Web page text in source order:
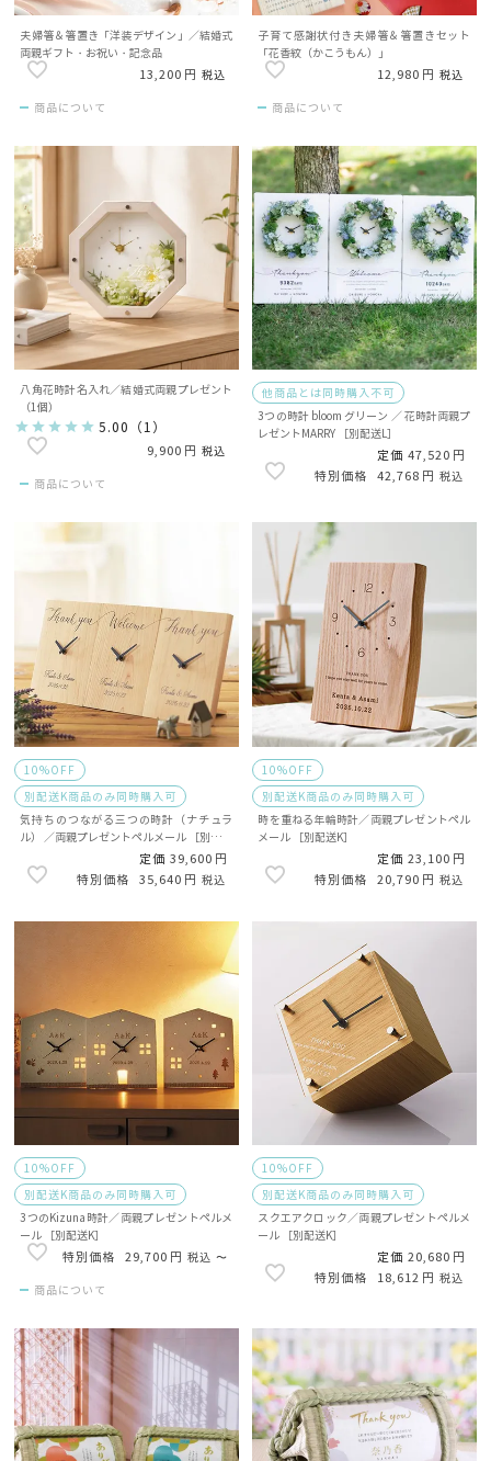
夫婦箸＆箸置き「洋装デザイン」／結婚式
両親ギフト・お祝い・記念品
13,200 税込
商品について
子育て感謝状付き夫婦箸＆箸置きセット
「花香紋（かこうもん）」
12,980 税込
商品について
八角花時計名入れ／結婚式両親プレゼント
（1個）
5.00 （ 1 ）
9,900 税込
商品について
他商品とは同時購入不可
3つの時計 bloom グリーン ／ 花時計両親プ
レゼントMARRY ［別配送L］
定価 47,520
42,768
税込
10%OFF
別配送K商品のみ同時購入可
気持ちのつながる三つの時計（ナチュラ
ル） ／両親プレゼントペルメール ［別配送
定価 39,600
35,640
税込
10%OFF
別配送K商品のみ同時購入可
時を重ねる年輪時計／両親プレゼントペル
メール ［別配送K］
定価 23,100
20,790
税込
10%OFF
別配送K商品のみ同時購入可
3つのKizuna時計／両親プレゼントペルメ
ール ［別配送K］
29,700 税込 〜
商品について
10%OFF
別配送K商品のみ同時購入可
スクエアクロック／両親プレゼントペルメ
ール ［別配送K］
定価 20,680
18,612
税込